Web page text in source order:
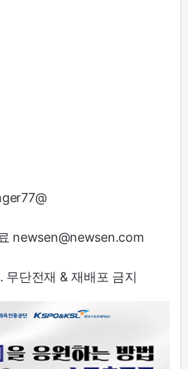
newsen@newsen.com
단전재 & 재배포 금지